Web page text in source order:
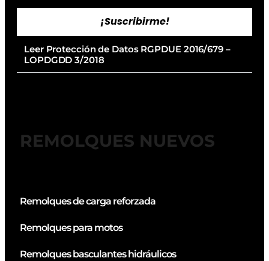
¡Suscribirme!
Leer Protección de Datos RGPDUE 2016/679 –
LOPDGDD 3/2018
REMOLQUES NUEVOS
Remolques de carga reforzada
Remolques para motos
Remolques basculantes hidráulicos